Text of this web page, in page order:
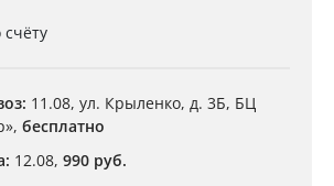
11.08, ул. Крыленко, д. 3Б, БЦ
бесплатно
12.08, 990 руб.